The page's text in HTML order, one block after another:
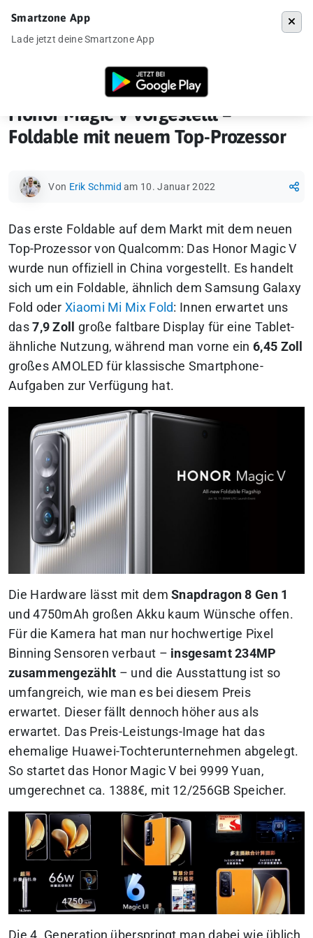
Ankündigung Honor Magic V vorgestellt – Foldable mit
Honor Magic V vorgestellt –
Foldable mit neuem Top-Prozessor
Von Erik Schmid am 10. Januar 2022
Das erste Foldable auf dem Markt mit dem neuen
Top-Prozessor von Qualcomm: Das Honor Magic V
wurde nun offiziell in China vorgestellt. Es handelt
sich um ein Foldable, ähnlich dem Samsung Galaxy
Fold oderXiaomi Mi Mix Fold: Innen erwartet uns
das7,9 Zoll
große faltbare Display für eine Tablet-
ähnliche Nutzung, während man vorne ein 6,45 Zoll
großes AMOLED für klassische Smartphone-
Aufgaben zur Verfügung hat.
Die Hardware lässt mit demSnapdragon 8 Gen 1
und 4750mAh großen Akku kaum Wünsche offen.
Für die Kamera hat man nur hochwertige Pixel
Binning Sensoren verbaut – insgesamt 234MP
zusammengezählt – und die Ausstattung ist so
umfangreich, wie man es bei diesem Preis
erwartet. Dieser fällt dennoch höher aus als
erwartet. Das Preis-Leistungs-Image hat das
ehemalige Huawei-Tochterunternehmen abgelegt.
So startet das Honor Magic V bei 9999 Yuan,
umgerechnet ca. 1388€, mit 12/256GB Speicher.
Die 4. Generation überspringt man dabei wie üblich
Smartzone App
Lade jetzt deine Smartzone App